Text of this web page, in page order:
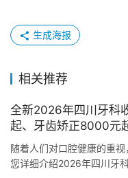
生成海报
相关推荐
全新2026年四川牙科
起、牙齿矫正8000元
随着人们对口腔健康的重
您详细介绍2026年四川牙